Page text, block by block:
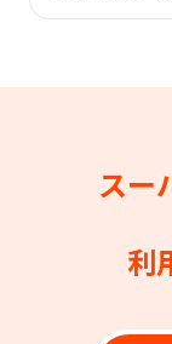
スー
利